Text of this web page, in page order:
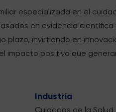
especializada en el
en evidencia
plazo, invirtiendo en
impacto positivo que
Industria
Cuidados de la Salud